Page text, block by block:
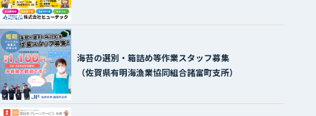
海苔の選別・箱詰め等作業スタッフ募集
（佐賀県有明海漁業協同組合諸富町支所）